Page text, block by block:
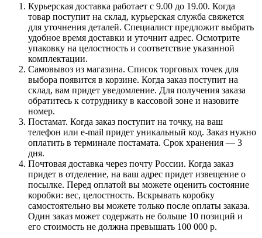
Курьерская доставка работает с 9.00 до 19.00. Когда
товар поступит на склад, курьерская служба свяжется
для уточнения деталей. Специалист предложит выбрать
удобное время доставки и уточнит адрес. Осмотрите
упаковку на целостность и соответствие указанной
комплектации.
Самовывоз из магазина. Список торговых точек для
выбора появится в корзине. Когда заказ поступит на
склад, вам придет уведомление. Для получения заказа
обратитесь к сотруднику в кассовой зоне и назовите
номер.
Постамат. Когда заказ поступит на точку, на ваш
телефон или e-mail придет уникальный код. Заказ нужно
оплатить в терминале постамата. Срок хранения — 3
дня.
Почтовая доставка через почту России. Когда заказ
придет в отделение, на ваш адрес придет извещение о
посылке. Перед оплатой вы можете оценить состояние
коробки: вес, целостность. Вскрывать коробку
самостоятельно вы можете только после оплаты заказа.
Один заказ может содержать не больше 10 позиций и
его стоимость не должна превышать 100 000 р.